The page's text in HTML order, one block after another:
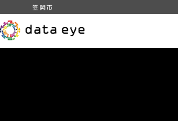
笠岡市